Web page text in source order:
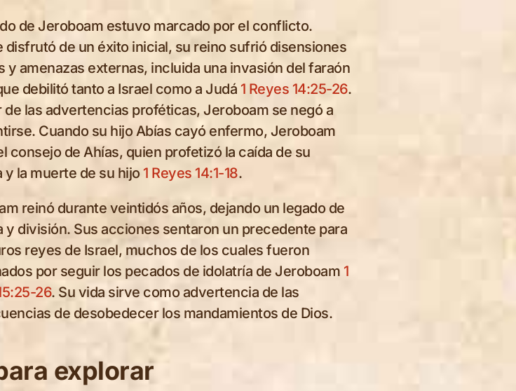
de Jeroboam estuvo marcado por el conflicto.
disfrutó de un éxito inicial, su reino sufrió disensiones
y amenazas externas, incluida una invasión del faraón
debilitó tanto a Israel como a Judá 1 Reyes 14:25-26.
de las advertencias proféticas, Jeroboam se negó a
Cuando su hijo Abías cayó enfermo, Jeroboam
consejo de Ahías, quien profetizó la caída de su
y la muerte de su hijo 1 Reyes 14:1-18.
reinó durante veintidós años, dejando un legado de
y división. Sus acciones sentaron un precedente para
reyes de Israel, muchos de los cuales fueron
por seguir los pecados de idolatría de Jeroboam 1
26. Su vida sirve como advertencia de las
de desobedecer los mandamientos de Dios.
explorar